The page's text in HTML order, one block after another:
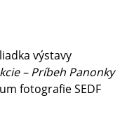
výstavy
– Príbeh Panonky
fotografie SEDF